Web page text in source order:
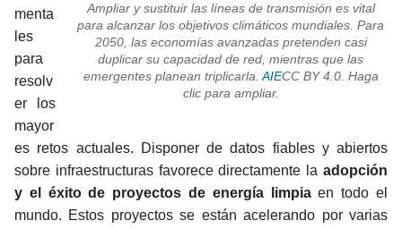
Ampliar y sustituir las líneas de transmisión es vital
para alcanzar los objetivos climáticos mundiales. Para
2050, las economías avanzadas pretenden casi
duplicar su capacidad de red, mientras que las
emergentes planean triplicarla.AIECC BY 4.0. Haga
clic para ampliar.
menta
les
para
resolv
er los
mayor
es retos actuales. Disponer de datos fiables y abiertos
sobre infraestructuras favorece directamente la adopción
y el éxito de proyectos de energía limpiaen todo el
mundo. Estos proyectos se están acelerando por varias